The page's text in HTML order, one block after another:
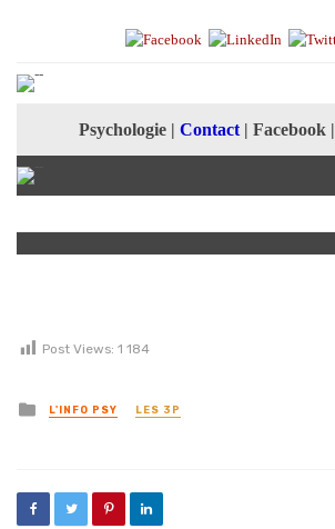
Psychologie| Contact| Facebook|
Post Views: 1 184
Posted in
L'INFO PSY LES 3P